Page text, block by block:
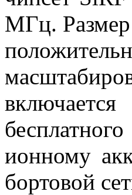
МГц. Размер
ионному
бортовой